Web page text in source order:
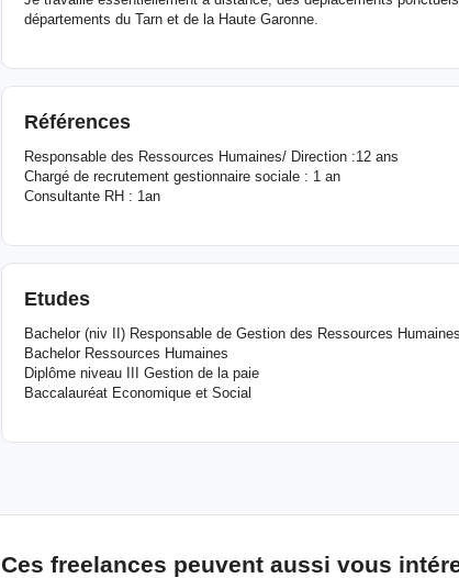
départements du Tarn et de la Haute Garonne.
Références
Responsable des Ressources Humaines/ Direction :12 ans
Chargé de recrutement gestionnaire sociale : 1 an
Consultante RH : 1an
Etudes
Bachelor (niv II) Responsable de Gestion des Ressources Humaines
Bachelor Ressources Humaines
Diplôme niveau III Gestion de la paie
Baccalauréat Economique et Social
Ces freelances peuvent aussi vous